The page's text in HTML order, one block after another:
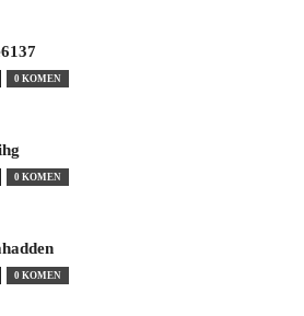
0 KOMEN
0 KOMEN
0 KOMEN